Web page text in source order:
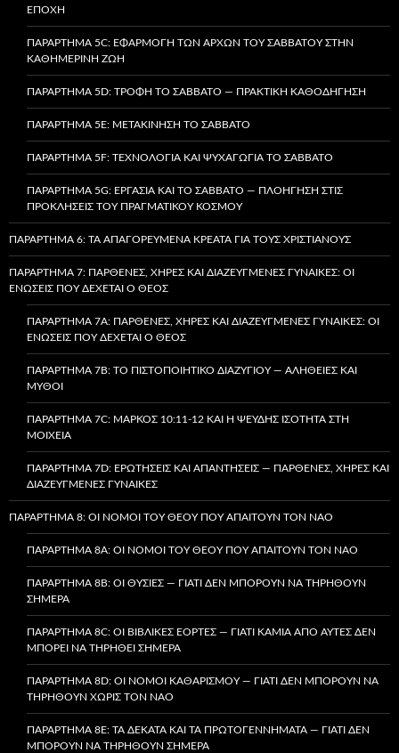
ΕΠΟΧΉ
ΠΑΡΆΡΤΗΜΑ 5C: ΕΦΑΡΜΟΓΉ ΤΩΝ ΑΡΧΏΝ ΤΟΥ ΣΑΒΒΆΤΟΥ ΣΤΗΝ
ΚΑΘΗΜΕΡΙΝΉ ΖΩΉ
ΠΑΡΆΡΤΗΜΑ 5D: ΤΡΟΦΉ ΤΟ ΣΆΒΒΑΤΟ — ΠΡΑΚΤΙΚΉ ΚΑΘΟΔΉΓΗΣΗ
ΠΑΡΆΡΤΗΜΑ 5E: ΜΕΤΑΚΊΝΗΣΗ ΤΟ ΣΆΒΒΑΤΟ
ΠΑΡΆΡΤΗΜΑ 5F: ΤΕΧΝΟΛΟΓΊΑ ΚΑΙ ΨΥΧΑΓΩΓΊΑ ΤΟ ΣΆΒΒΑΤΟ
ΠΑΡΆΡΤΗΜΑ 5G: ΕΡΓΑΣΊΑ ΚΑΙ ΤΟ ΣΆΒΒΑΤΟ — ΠΛΟΉΓΗΣΗ ΣΤΙΣ
ΠΡΟΚΛΉΣΕΙΣ ΤΟΥ ΠΡΑΓΜΑΤΙΚΟΎ ΚΌΣΜΟΥ
ΠΑΡΆΡΤΗΜΑ 6: ΤΑ ΑΠΑΓΟΡΕΥΜΈΝΑ ΚΡΈΑΤΑ ΓΙΑ ΤΟΥΣ ΧΡΙΣΤΙΑΝΟΎΣ
ΠΑΡΆΡΤΗΜΑ 7: ΠΑΡΘΈΝΕΣ, ΧΉΡΕΣ ΚΑΙ ΔΙΑΖΕΥΓΜΈΝΕΣ ΓΥΝΑΊΚΕΣ: ΟΙ
ΕΝΏΣΕΙΣ ΠΟΥ ΔΈΧΕΤΑΙ Ο ΘΕΌΣ
ΠΑΡΆΡΤΗΜΑ 7A: ΠΑΡΘΈΝΕΣ, ΧΉΡΕΣ ΚΑΙ ΔΙΑΖΕΥΓΜΈΝΕΣ ΓΥΝΑΊΚΕΣ: ΟΙ
ΕΝΏΣΕΙΣ ΠΟΥ ΔΈΧΕΤΑΙ Ο ΘΕΌΣ
ΠΑΡΆΡΤΗΜΑ 7B: ΤΟ ΠΙΣΤΟΠΟΙΗΤΙΚΌ ΔΙΑΖΥΓΊΟΥ — ΑΛΉΘΕΙΕΣ ΚΑΙ
ΜΎΘΟΙ
ΠΑΡΆΡΤΗΜΑ 7C: ΜΆΡΚΟΣ 10:11-12 ΚΑΙ Η ΨΕΥΔΉΣ ΙΣΌΤΗΤΑ ΣΤΗ
ΜΟΙΧΕΊΑ
ΠΑΡΆΡΤΗΜΑ 7D: ΕΡΩΤΉΣΕΙΣ ΚΑΙ ΑΠΑΝΤΉΣΕΙΣ — ΠΑΡΘΈΝΕΣ, ΧΉΡΕΣ ΚΑΙ
ΔΙΑΖΕΥΓΜΈΝΕΣ ΓΥΝΑΊΚΕΣ
ΠΑΡΆΡΤΗΜΑ 8: ΟΙ ΝΌΜΟΙ ΤΟΥ ΘΕΟΎ ΠΟΥ ΑΠΑΙΤΟΎΝ ΤΟΝ ΝΑΌ
ΠΑΡΆΡΤΗΜΑ 8A: ΟΙ ΝΌΜΟΙ ΤΟΥ ΘΕΟΎ ΠΟΥ ΑΠΑΙΤΟΎΝ ΤΟΝ ΝΑΌ
ΠΑΡΆΡΤΗΜΑ 8B: ΟΙ ΘΥΣΊΕΣ — ΓΙΑΤΊ ΔΕΝ ΜΠΟΡΟΎΝ ΝΑ ΤΗΡΗΘΟΎΝ
ΣΉΜΕΡΑ
ΠΑΡΆΡΤΗΜΑ 8C: ΟΙ ΒΙΒΛΙΚΈΣ ΕΟΡΤΈΣ — ΓΙΑΤΊ ΚΑΜΊΑ ΑΠΌ ΑΥΤΈΣ ΔΕΝ
ΜΠΟΡΕΊ ΝΑ ΤΗΡΗΘΕΊ ΣΉΜΕΡΑ
ΠΑΡΆΡΤΗΜΑ 8D: ΟΙ ΝΌΜΟΙ ΚΑΘΑΡΙΣΜΟΎ — ΓΙΑΤΊ ΔΕΝ ΜΠΟΡΟΎΝ ΝΑ
ΤΗΡΗΘΟΎΝ ΧΩΡΊΣ ΤΟΝ ΝΑΌ
ΠΑΡΆΡΤΗΜΑ 8E: ΤΑ ΔΈΚΑΤΑ ΚΑΙ ΤΑ ΠΡΩΤΟΓΕΝΝΉΜΑΤΑ — ΓΙΑΤΊ ΔΕΝ
ΜΠΟΡΟΎΝ ΝΑ ΤΗΡΗΘΟΎΝ ΣΉΜΕΡΑ